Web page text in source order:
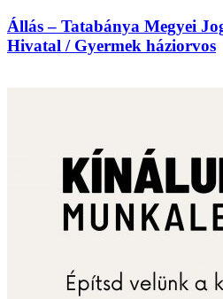
Állás – Tatabánya Megyei
Hivatal / Gyermek háziorvos